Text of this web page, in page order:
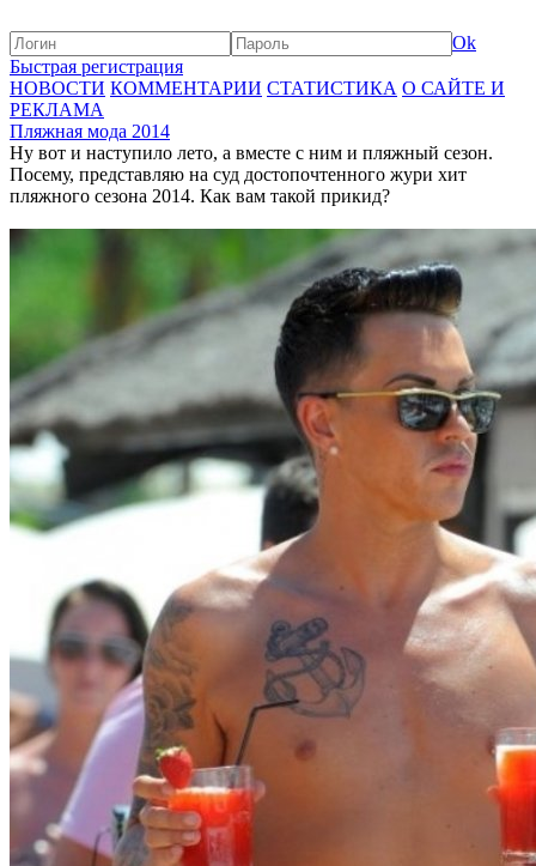
Ok
Быстрая регистрация
НОВОСТИ КОММЕНТАРИИ СТАТИСТИКА О САЙТЕ И
РЕКЛАМА
Пляжная мода 2014
Ну вот и наступило лето, а вместе с ним и пляжный сезон.
Посему, представляю на суд достопочтенного жури хит
пляжного сезона 2014. Как вам такой прикид?